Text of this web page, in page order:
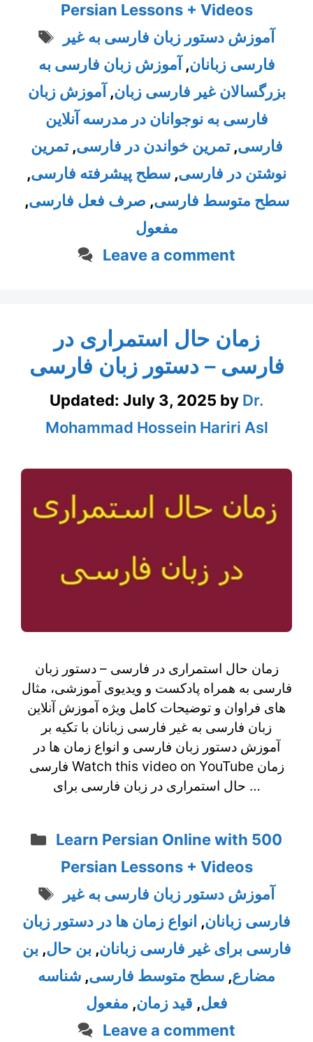
Persian Lessons + Videos
Tags
آموزش دستور زبان فارسی به غیر
فارسی زبانان, آموزش زبان فارسی به
بزرگسالان غیر فارسی زبان, آموزش زبان
فارسی به نوجوانان در مدرسه آنلاین
فارسی,تمرین خواندن در فارسی,تمرین
نوشتن در فارسی, سطح پیشرفته فارسی,
سطح متوسط فارسی, صرف فعل فارسی,
مفعول
Leave a comment
زمان حال استمراری در
فارسی – دستور زبان فارسی
Updated: July 3, 2025 by Dr.
Mohammad Hossein Hariri Asl
زمان حال استمراری در فارسی – دستور زبان
فارسی به همراه پادکست و ویدیوی آموزشی، مثال
های فراوان و توضیحات کامل ویژه آموزش آنلاین
زبان فارسی به غیر فارسی زبانان با تکیه بر
آموزش دستور زبان فارسی و انواع زمان ها در
فارسی Watch this video on YouTube زمان
حال استمراری در زبان فارسی برای …
Categories
Learn Persian Online with 500
Persian Lessons + Videos
Tags
آموزش دستور زبان فارسی به غیر
فارسی زبانان, انواع زمان ها در دستور زبان
فارسی برای غیر فارسی زبانان,بن حال,بن
مضارع, سطح متوسط فارسی, شناسه
فعل, قید زمان, مفعول
Leave a comment